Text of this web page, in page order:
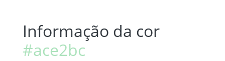
Informação da cor
#ace2bc